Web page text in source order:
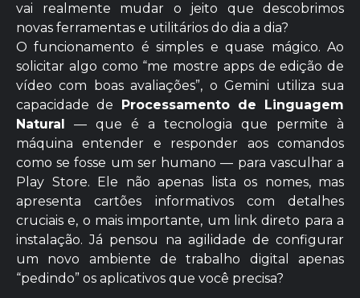
vai realmente mudar o jeito que descobrimos
novas ferramentas e utilitários do dia a dia?
O funcionamento é simples e quase mágico. Ao
solicitar algo como “me mostre apps de edição de
vídeo com boas avaliações”, o Gemini utiliza sua
capacidade de
Processamento de Linguagem
Natural
— que é a tecnologia que permite à
máquina entender e responder aos comandos
como se fosse um ser humano — para vasculhar a
Play Store. Ele não apenas lista os nomes, mas
apresenta cartões informativos com detalhes
cruciais e, o mais importante, um link direto para a
instalação. Já pensou na agilidade de configurar
um novo ambiente de trabalho digital apenas
“pedindo” os aplicativos que você precisa?